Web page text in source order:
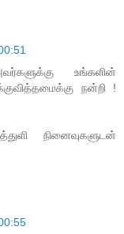
உங்களின்
நன்றி !
நினைவுகளுடன்